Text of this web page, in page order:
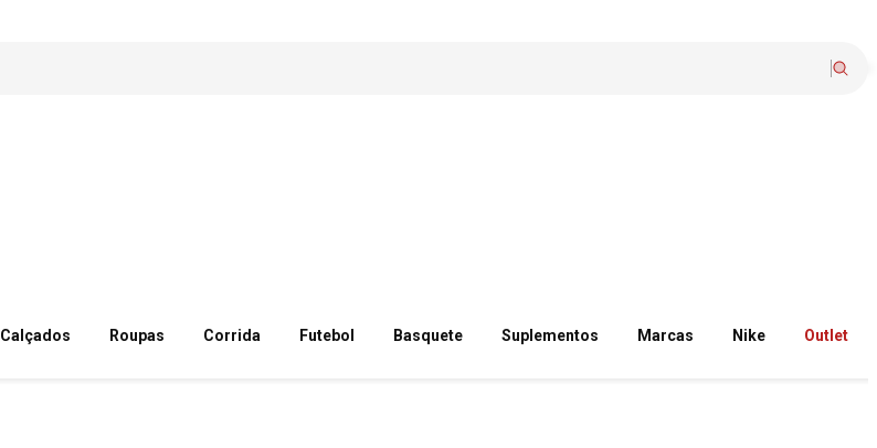
Calçados Roupas Corrida Futebol Basquete Suplementos Marcas Nike Outlet